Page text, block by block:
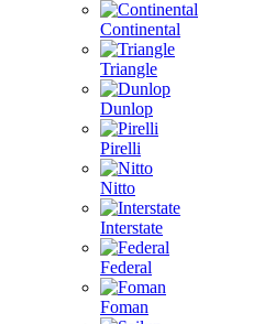
Continental
Triangle
Dunlop
Pirelli
Nitto
Interstate
Federal
Foman